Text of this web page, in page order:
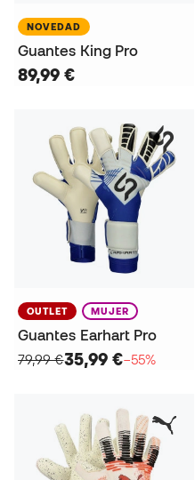
NOVEDAD
Guantes King Pro
89,99 €
OUTLET MUJER
Guantes Earhart Pro
79,99 €35,99 €−55%